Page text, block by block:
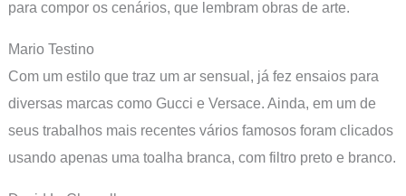
para compor os cenários, que lembram obras de arte.
Mario Testino
Com um estilo que traz um ar sensual, já fez ensaios para
diversas marcas como Gucci e Versace. Ainda, em um de
seus trabalhos mais recentes vários famosos foram clicados
usando apenas uma toalha branca, com filtro preto e branco.